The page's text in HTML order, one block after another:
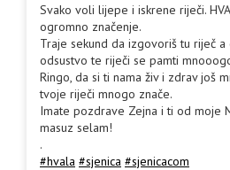
Svako voli lijepe i iskrene riječi.
ogromno značenje.
Traje sekund da izgovoriš tu riječ
odsustvo te riječi se pamti
Ringo, da si ti nama živ i zdrav još
tvoje riječi mnogo znače.
Imate pozdrave Zejna i ti od moje
masuz selam!
.
#hvala #sjenica #sjenicacom